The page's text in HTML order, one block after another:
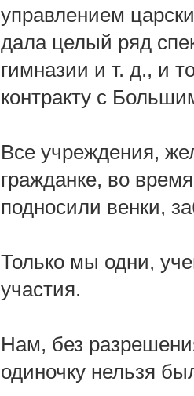
управлением
дала целый ряд
гимназии и т. д., и
контракту с
Все учреждения,
гражданке, во
подносили венки,
Только мы одни,
участия.
Нам, без
одиночку нельзя